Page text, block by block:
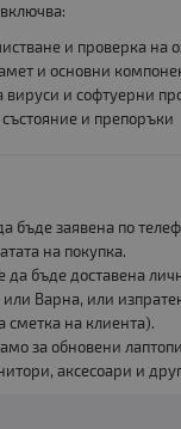
и проверка на
и основни
и софтуерни
и препоръки
бъде заявена по
на покупка.
бъде доставена
Варна, или
сметка на клиента).
за обновени
аксесоари и